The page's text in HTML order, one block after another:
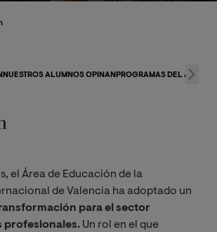
NUESTROS ALUMNOS OPINANPROGRAMAS DEL ÁREA
el Área de Educación de la
de Valencia ha adoptado un
para el sector
profesionales. Un rol en el que